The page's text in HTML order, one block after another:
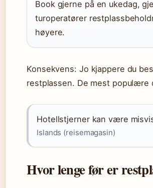
Book gjerne på en ukedag,
turoperatører
høyere.
Konsekvens: Jo kjappere du
restplassen. De mest populære
Hotellstjerner kan være
Islands (reisemagasin)
Hvor lenge før er